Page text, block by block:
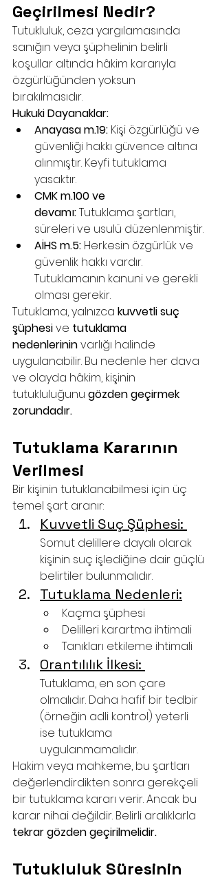
Geçirilmesi Nedir?
Tutukluluk, ceza yargılamasında
sanığın veya şüphelinin belirli
koşullar altında hâkim kararıyla
özgürlüğünden yoksun
bırakılmasıdır.
Hukuki Dayanaklar:
Anayasa m.19: Kişi özgürlüğü ve
güvenliği hakkı güvence altına
alınmıştır. Keyfi tutuklama
yasaktır.
CMK m.100 ve
devamı: Tutuklama şartları,
süreleri ve usulü düzenlenmiştir.
AİHS m.5: Herkesin özgürlük ve
güvenlik hakkı vardır.
Tutuklamanın kanuni ve gerekli
olması gerekir.
Tutuklama, yalnızca kuvvetli suç
şüphesi ve tutuklama
nedenlerinin varlığı halinde
uygulanabilir. Bu nedenle her dava
ve olayda hâkim, kişinin
tutukluluğunu gözden geçirmek
zorundadır.
Tutuklama Kararının
Verilmesi
Bir kişinin tutuklanabilmesi için üç
temel şart aranır:
Kuvvetli Suç Şüphesi:
Somut delillere dayalı olarak
kişinin suç işlediğine dair güçlü
belirtiler bulunmalıdır.
Tutuklama Nedenleri:
Kaçma şüphesi
Delilleri karartma ihtimali
Tanıkları etkileme ihtimali
Orantılılık İlkesi:
Tutuklama, en son çare
olmalıdır. Daha hafif bir tedbir
(örneğin adli kontrol) yeterli
ise tutuklama
uygulanmamalıdır.
Hakim veya mahkeme, bu şartları
değerlendirdikten sonra gerekçeli
bir tutuklama kararı verir. Ancak bu
karar nihai değildir. Belirli aralıklarla
tekrar gözden geçirilmelidir.
Tutukluluk Süresinin